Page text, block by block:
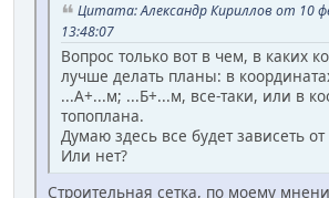
Цитата: Александр Кириллов от 10
13:48:07
Вопрос только вот в чем, в каких
лучше делать планы: в
...А+...м; ...Б+...м, все-таки, или в
топоплана.
Думаю здесь все будет зависеть
Или нет?
Строительная сетка, по моему